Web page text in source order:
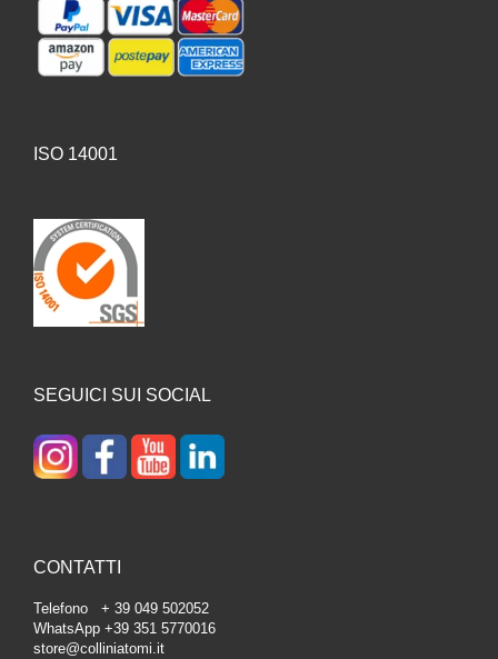
ISO 14001
SEGUICI SUI SOCIAL
CONTATTI
Telefono + 39 049 502052
WhatsApp +39 351 5770016
store@colliniatomi.it